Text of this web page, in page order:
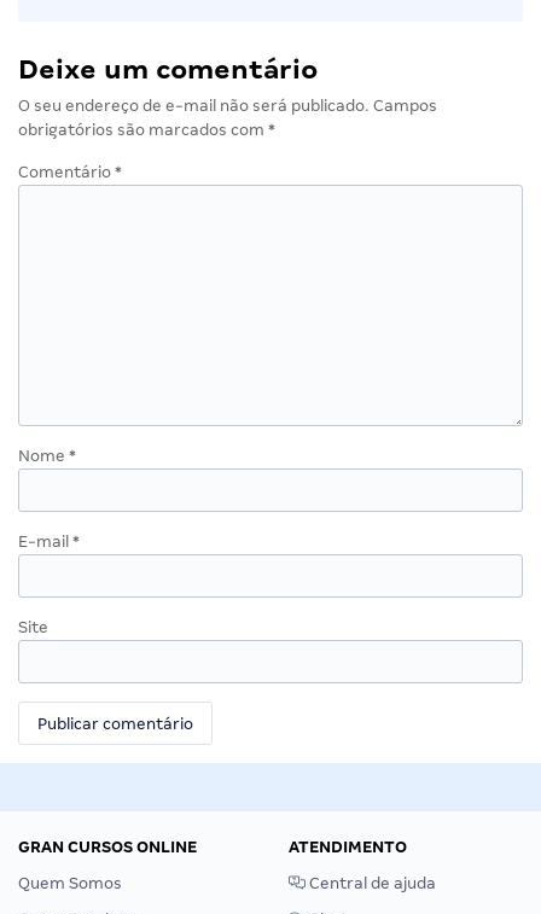
Deixe um comentário
O seu endereço de e-mail não será publicado. Campos
obrigatórios são marcados com *
Comentário *
Nome *
E-mail *
Site
GRAN CURSOS ONLINE
Quem Somos
ATENDIMENTO
Central de ajuda